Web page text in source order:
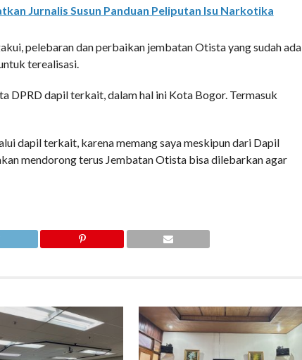
Jurnalis Susun Panduan Peliputan Isu Narkotika
pelebaran dan perbaikan jembatan Otista yang sudah ada
terealisasi.
DPRD dapil terkait, dalam hal ini Kota Bogor. Termasuk
dapil terkait, karena memang saya meskipun dari Dapil
mendorong terus Jembatan Otista bisa dilebarkan agar